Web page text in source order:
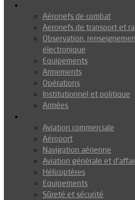
Aéronefs de combat
Aeronefs de transport et
Observation,
électronique
Equipements
Armements
Opérations
Institutionnel et politique
Armées
Aviation commerciale
Aéroport
Navigation aérienne
Aviation générale et
Hélicoptères
Equipements
Sûreté et sécurité